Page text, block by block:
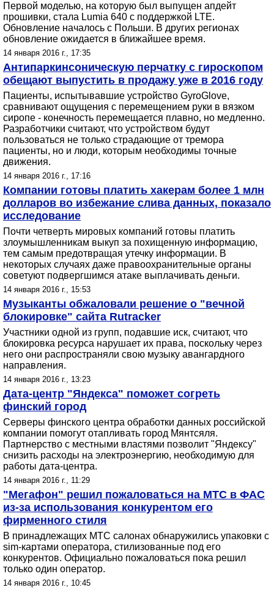
Первой моделью, на которую был выпущен апдейт
прошивки, стала Lumia 640 с поддержкой LTE.
Обновление началось с Польши. В других регионах
обновление ожидается в ближайшее время.
14 января 2016 г., 17:35
Антипаркинсоническую перчатку с гироскопом
обещают выпустить в продажу уже в 2016 году
Пациенты, испытывавшие устройство GyroGlove,
сравнивают ощущения с перемещением руки в вязком
сиропе - конечность перемещается плавно, но медленно.
Разработчики считают, что устройством будут
пользоваться не только страдающие от тремора
пациенты, но и люди, которым необходимы точные
движения.
14 января 2016 г., 17:16
Компании готовы платить хакерам более 1 млн
долларов во избежание слива данных, показало
исследование
Почти четверть мировых компаний готовы платить
злоумышленникам выкуп за похищенную информацию,
тем самым предотвращая утечку информации. В
некоторых случаях даже правоохранительные органы
советуют подвергшимся атаке выплачивать деньги.
14 января 2016 г., 15:53
Музыканты обжаловали решение о "вечной
блокировке" сайта Rutracker
Участники одной из групп, подавшие иск, считают, что
блокировка ресурса нарушает их права, поскольку через
него они распространяли свою музыку авангардного
направления.
14 января 2016 г., 13:23
Дата-центр "Яндекса" поможет согреть
финский город
Серверы финского центра обработки данных российской
компании помогут отапливать город Мянтсяля.
Партнерство с местными властями позволит "Яндексу"
снизить расходы на электроэнергию, необходимую для
работы дата-центра.
14 января 2016 г., 11:29
"Мегафон" решил пожаловаться на МТС в ФАС
из-за использования конкурентом его
фирменного стиля
В принадлежащих МТС салонах обнаружились упаковки с
sim-картами оператора, стилизованные под его
конкурентов. Официально пожаловаться пока решил
только один оператор.
14 января 2016 г., 10:45